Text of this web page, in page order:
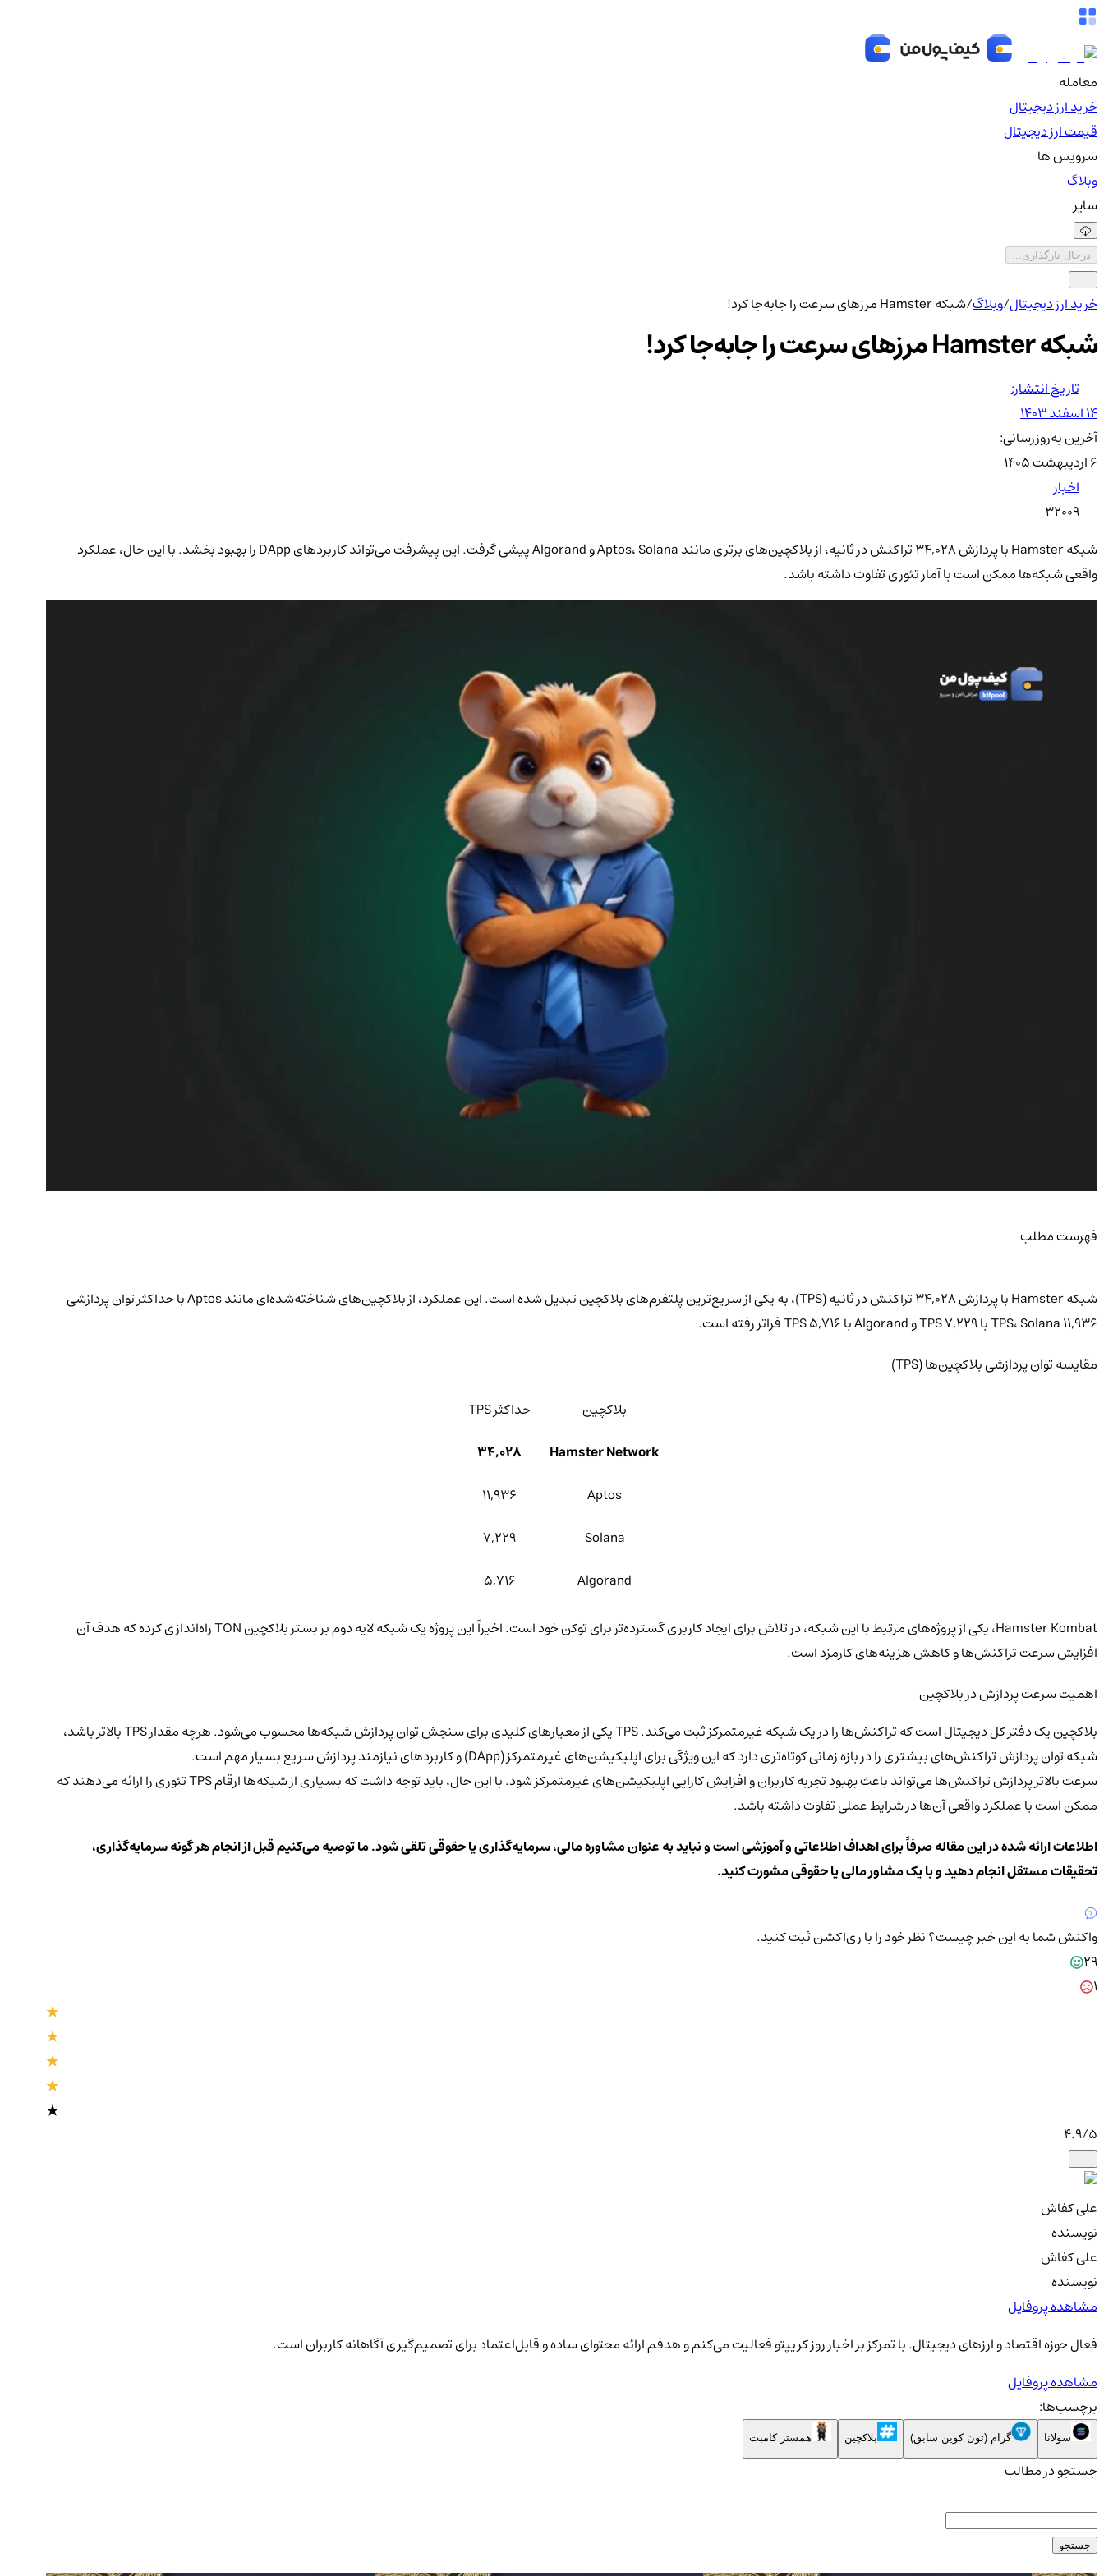
معامله
خرید ارز دیجیتال
قیمت ارز دیجیتال
سرویس ها
وبلاگ
سایر
درحال بارگذاری...
خرید ارز دیجیتال/وبلاگ/شبکه Hamster مرزهای سرعت را جابه‌جا کرد!
شبکه Hamster مرزهای سرعت را جابه‌جا کرد!
تاریخ انتشار:
۱۴ اسفند ۱۴۰۳
آخرین به‌روزرسانی:
۶ اردیبهشت ۱۴۰۵
اخبار
32009
شبکه Hamster با پردازش 34,028 تراکنش در ثانیه، از بلاکچین‌های برتری مانند Aptos، Solana و Algorand پیشی گرفت. این پیشرفت می‌تواند کاربردهای DApp را بهبود بخشد. با این حال، عملکرد
واقعی شبکه‌ها ممکن است با آمار تئوری تفاوت داشته باشد.
فهرست مطلب
شبکه Hamster با پردازش 34,028 تراکنش در ثانیه (TPS)، به یکی از سریع‌ترین پلتفرم‌های بلاکچین تبدیل شده است. این عملکرد، از بلاکچین‌های شناخته‌شده‌ای مانند Aptos با حداکثر توان پردازشی
11,936 TPS، Solana با 7,229 TPS و Algorand با 5,716 TPS فراتر رفته است.
مقایسه توان پردازشی بلاکچین‌ها (TPS)
بلاکچین
حداکثر TPS
Hamster Network
34,028
Aptos
11,936
Solana
7,229
Algorand
5,716
Hamster Kombat، یکی از پروژه‌های مرتبط با این شبکه، در تلاش برای ایجاد کاربری گسترده‌تر برای توکن خود است. اخیراً این پروژه یک شبکه لایه دوم بر بستر بلاکچین TON راه‌اندازی کرده که هدف آن
افزایش سرعت تراکنش‌ها و کاهش هزینه‌های کارمزد است.
اهمیت سرعت پردازش در بلاکچین
بلاکچین یک دفتر کل دیجیتال است که تراکنش‌ها را در یک شبکه غیرمتمرکز ثبت می‌کند. TPS یکی از معیارهای کلیدی برای سنجش توان پردازش شبکه‌ها محسوب می‌شود. هرچه مقدار TPS بالاتر باشد،
شبکه توان پردازش تراکنش‌های بیشتری را در بازه زمانی کوتاه‌تری دارد که این ویژگی برای اپلیکیشن‌های غیرمتمرکز (DApp) و کاربردهای نیازمند پردازش سریع بسیار مهم است.
سرعت بالاتر پردازش تراکنش‌ها می‌تواند باعث بهبود تجربه کاربران و افزایش کارایی اپلیکیشن‌های غیرمتمرکز شود. با این حال، باید توجه داشت که بسیاری از شبکه‌ها ارقام TPS تئوری را ارائه می‌دهند که
ممکن است با عملکرد واقعی آن‌ها در شرایط عملی تفاوت داشته باشد.
اطلاعات ارائه شده در این مقاله صرفاً برای اهداف اطلاعاتی و آموزشی است و نباید به عنوان مشاوره مالی، سرمایه‌گذاری یا حقوقی تلقی شود. ما توصیه می‌کنیم قبل از انجام هر گونه سرمایه‌گذاری،
تحقیقات مستقل انجام دهید و با یک مشاور مالی یا حقوقی مشورت کنید.
واکنش شما به این خبر چیست؟نظر خود را با ری‌اکشن ثبت کنید.
29
1
4.9/5
علی کفاش
نویسنده
علی کفاش
نویسنده
مشاهده پروفایل
فعال حوزه اقتصاد و ارزهای دیجیتال. با تمرکز بر اخبار روز کریپتو فعالیت می‌کنم و هدفم ارائه محتوای ساده و قابل‌اعتماد برای تصمیم‌گیری آگاهانه کاربران است.
مشاهده پروفایل
برچسب‌ها:
سولانا گرام (تون کوین سابق) بلاکچین همستر کامبت
جستجو در مطالب
جستجو